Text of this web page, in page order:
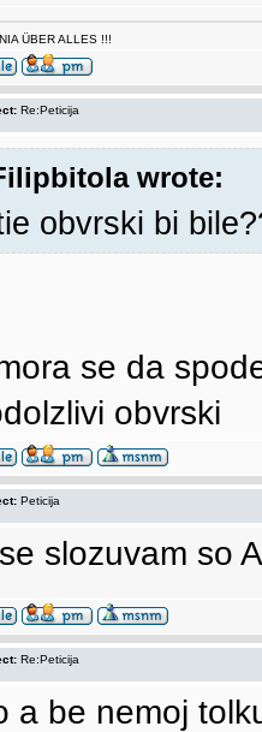
ÜBER ALLES !!!
Re:Peticija
wrote:
obvrski bi
se da
obvrski
Peticija
slozuvam so
Re:Peticija
a be nemoj